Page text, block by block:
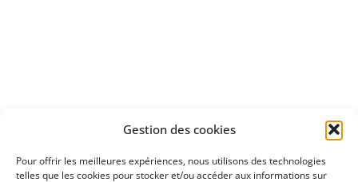
Gestion des cookies
Pour offrir les meilleures expériences, nous utilisons des technologies
telles que les cookies pour stocker et/ou accéder aux informations sur
Découvrez